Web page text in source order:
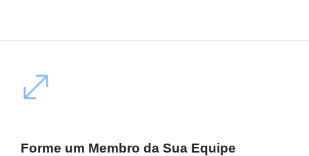
Forme um Membro da Sua Equipe